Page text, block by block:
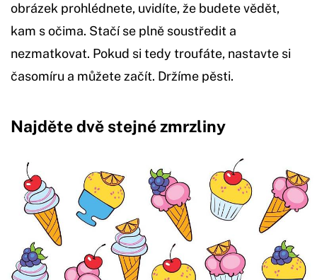
obrázek prohlédnete, uvidíte, že budete vědět,
kam s očima. Stačí se plně soustředit a
nezmatkovat. Pokud si tedy troufáte, nastavte si
časomíru a můžete začít. Držíme pěsti.
Najděte dvě stejné zmrzliny